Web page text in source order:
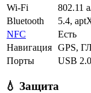
Wi-Fi
802.11
Bluetooth
5.4,
NFC
Есть
Навигация GPS,
Порты
USB
💧 Защита